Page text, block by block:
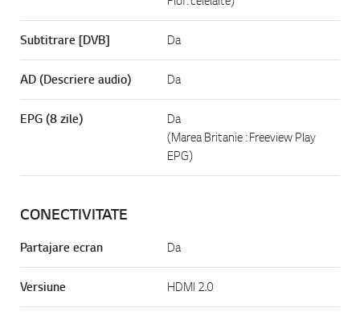
Subtitrare [DVB] Da
AD (Descriere audio) Da
EPG (8 zile)
Da
(Marea Britanie : Freeview Play
EPG)
CONECTIVITATE
Partajare ecran Da
Versiune HDMI 2.0